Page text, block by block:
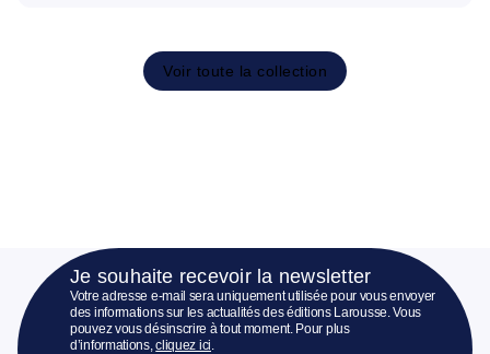
Voir toute la collection
Je souhaite recevoir la newsletter
Votre adresse e-mail sera uniquement utilisée pour vous envoyer
des informations sur les actualités des éditions Larousse. Vous
pouvez vous désinscrire à tout moment. Pour plus
d’informations,cliquez ici.